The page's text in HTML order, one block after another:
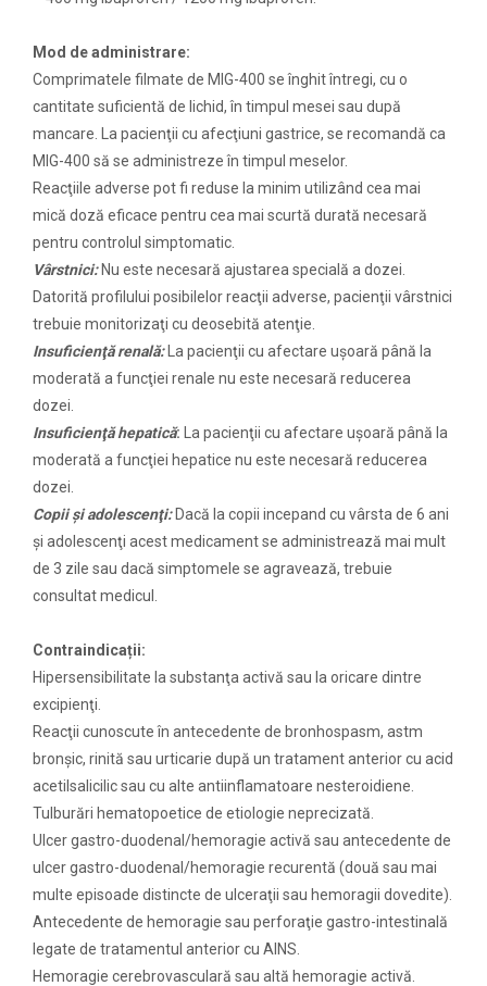
Mod de administrare:
Comprimatele filmate de MIG-400 se înghit întregi, cu o
cantitate suficientă de lichid, în timpul mesei sau după
mancare. La pacienţii cu afecţiuni gastrice, se recomandă ca
MIG-400 să se administreze în timpul meselor.
Reacţiile adverse pot fi reduse la minim utilizând cea mai
mică doză eficace pentru cea mai scurtă durată necesară
pentru controlul simptomatic.
Vârstnici:Nu este necesară ajustarea specială a dozei.
Datorită profilului posibilelor reacţii adverse, pacienţii vârstnici
trebuie monitorizaţi cu deosebită atenţie.
Insuficienţă renală:La pacienţii cu afectare uşoară până la
moderată a funcţiei renale nu este necesară reducerea
dozei.
Insuficienţă hepatică: La pacienţii cu afectare uşoară până la
moderată a funcţiei hepatice nu este necesară reducerea
dozei.
Copii şi adolescenţi:Dacă la copii incepand cu vârsta de 6 ani
şi adolescenţi acest medicament se administrează mai mult
de 3 zile sau dacă simptomele se agravează, trebuie
consultat medicul.
Contraindicații:
Hipersensibilitate la substanţa activă sau la oricare dintre
excipienţi.
Reacţii cunoscute în antecedente de bronhospasm, astm
bronşic, rinită sau urticarie după un tratament anterior cu acid
acetilsalicilic sau cu alte antiinflamatoare nesteroidiene.
Tulburări hematopoetice de etiologie neprecizată.
Ulcer gastro-duodenal/hemoragie activă sau antecedente de
ulcer gastro-duodenal/hemoragie recurentă (două sau mai
multe episoade distincte de ulceraţii sau hemoragii dovedite).
Antecedente de hemoragie sau perforaţie gastro-intestinală
legate de tratamentul anterior cu AINS.
Hemoragie cerebrovasculară sau altă hemoragie activă.